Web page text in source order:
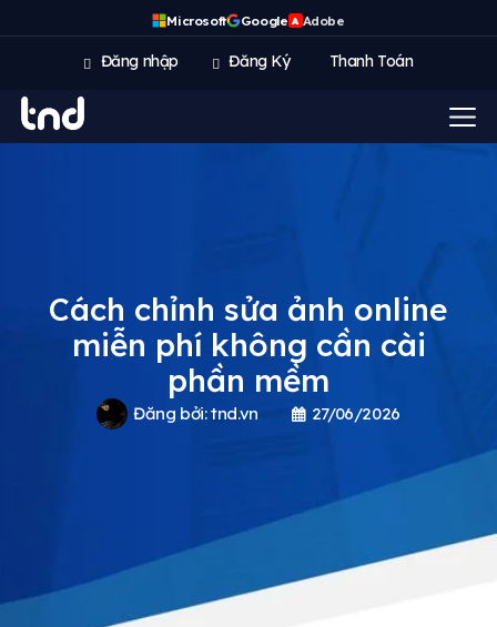
Microsoft Google A Adobe
Đăng nhập Đăng Ký Thanh Toán
Cách chỉnh sửa ảnh online
miễn phí không cần cài
phần mềm
Đăng bởi:tnd.vn 27/06/2026